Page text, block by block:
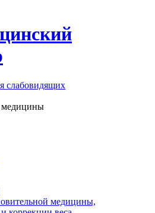
слабовидящих
медицины
медицины,